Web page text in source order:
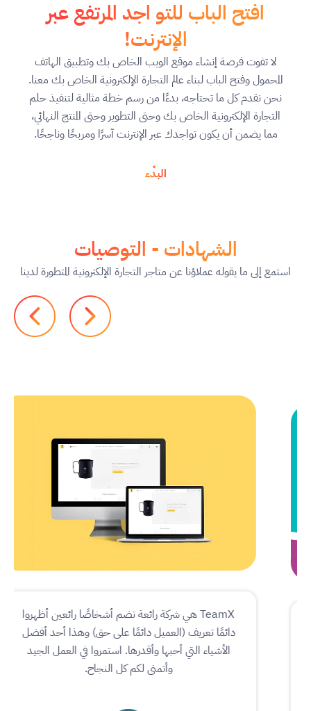
افتح الباب للتو اجد المرتفع عبر
الإنترنت!
لا تفوت فرصة إنشاء موقع الويب الخاص بك وتطبيق الهاتف
المحمول وفتح الباب لبناء عالم التجارة الإلكترونية الخاص بك معنا.
نحن نقدم كل ما تحتاجه، بدءًا من رسم خطة مثالية لتنفيذ حلم
التجارة الإلكترونية الخاص بك وحتى التطوير وحتى المنتج النهائي،
مما يضمن أن يكون تواجدك عبر الإنترنت آسرًا ومربحًا وناجحًا.
البدء
الشهادات - التوصيات
استمع إلى ما يقوله عملاؤنا عن متاجر التجارة الإلكترونية المتطورة لدينا
TeamX هي شركة رائعة تضم أشخاصًا رائعين أظهروا
دائمًا تعريف (العميل دائمًا على حق) وهذا أحد أفضل
الأشياء التي أحبها وأقدرها. استمروا في العمل الجيد
وأتمنى لكم كل النجاح.